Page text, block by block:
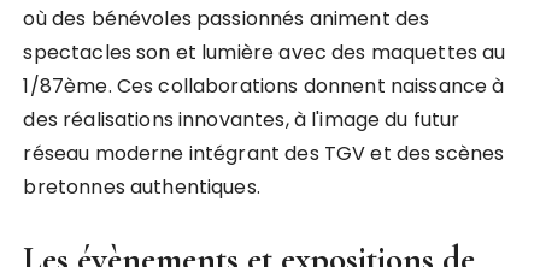
où des bénévoles passionnés animent des
spectacles son et lumière avec des maquettes au
1/87ème. Ces collaborations donnent naissance à
des réalisations innovantes, à l'image du futur
réseau moderne intégrant des TGV et des scènes
bretonnes authentiques.